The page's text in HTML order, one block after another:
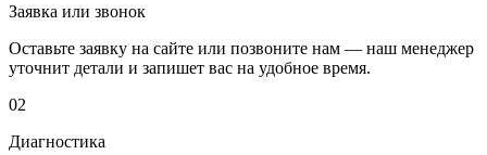
Заявка или звонок
Оставьте заявку на сайте или позвоните нам — наш менеджер
уточнит детали и запишет вас на удобное время.
02
Диагностика